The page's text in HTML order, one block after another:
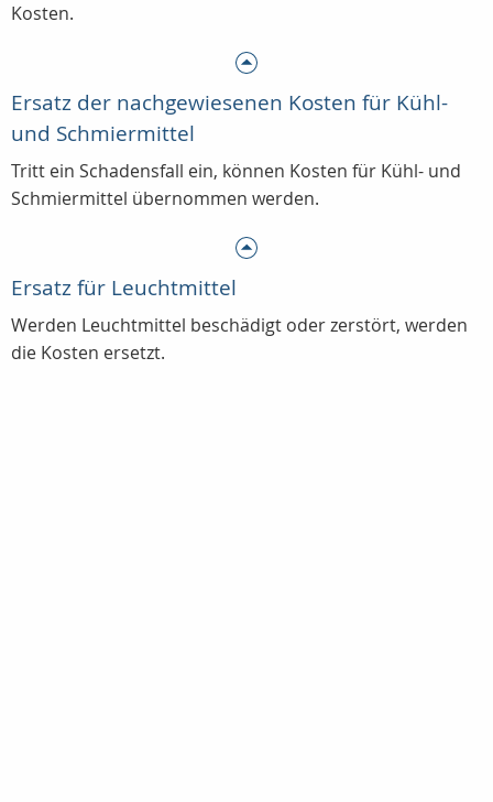
Kosten.
Ersatz der nachgewiesenen Kosten für Kühl-
und Schmiermittel
Tritt ein Schadensfall ein, können Kosten für Kühl- und
Schmiermittel übernommen werden.
Ersatz für Leuchtmittel
Werden Leuchtmittel beschädigt oder zerstört, werden
die Kosten ersetzt.